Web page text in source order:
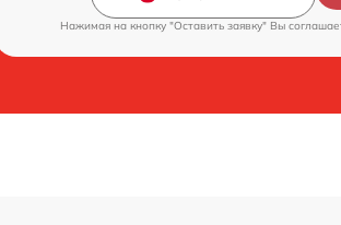
Нажимая на кнопку "Оставить заявку" Вы